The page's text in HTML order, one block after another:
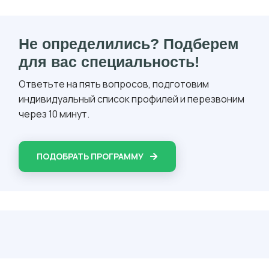
Не определились? Подберем
для вас специальность!
Ответьте на пять вопросов, подготовим
индивидуальный список профилей и перезвоним
через 10 минут.
ПОДОБРАТЬ ПРОГРАММУ